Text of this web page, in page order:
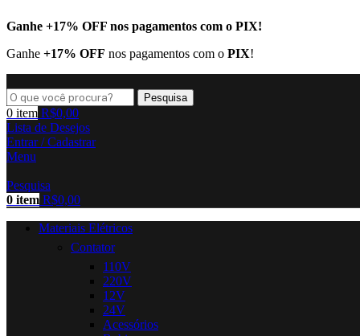
Ganhe +17% OFF nos pagamentos com o PIX!
Ganhe +17% OFF nos pagamentos com o PIX!
Pesquisa
0 item R$0,00
Lista de Desejos
Entrar / Cadastrar
Menu
Pesquisa
0 item R$0,00
Materiais Elétricos
Contator
110V
220V
12V
24V
Acessórios